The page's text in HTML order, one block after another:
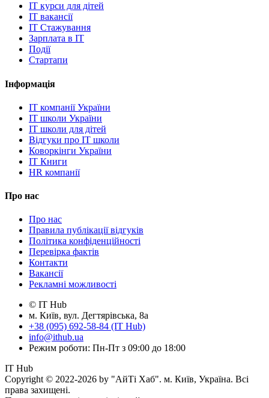
IT курси для дітей
IT вакансії
IT Стажування
Зарплата в IT
Події
Стартапи
Інформація
IT компанії України
IT школи України
IT школи для дітей
Відгуки про IT школи
Коворкінги України
IT Книги
HR компанії
Про нас
Про нас
Правила публікації відгуків
Політика конфіденційності
Перевірка фактів
Контакти
Вакансії
Рекламні можливості
© IT Hub
м. Київ, вул. Дегтярівська, 8а
+38 (095) 692-58-84 (IT Hub)
info@ithub.ua
Режим роботи: Пн-Пт з 09:00 до 18:00
IT Hub
Copyright © 2022-2026 by "АйТі Хаб". м. Київ, Україна. Всі
права захищені.